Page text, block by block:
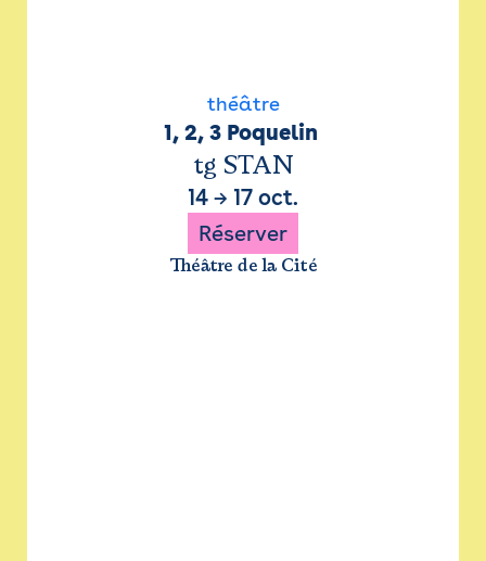
théâtre
1, 2, 3 Poquelin
tg STAN
14 → 17 oct.
Réserver
Théâtre de la Cité